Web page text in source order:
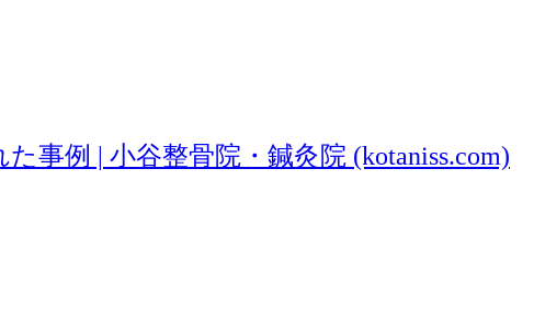
事例 | 小谷整骨院・鍼灸院 (kotaniss.com)